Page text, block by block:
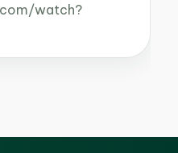
watch?